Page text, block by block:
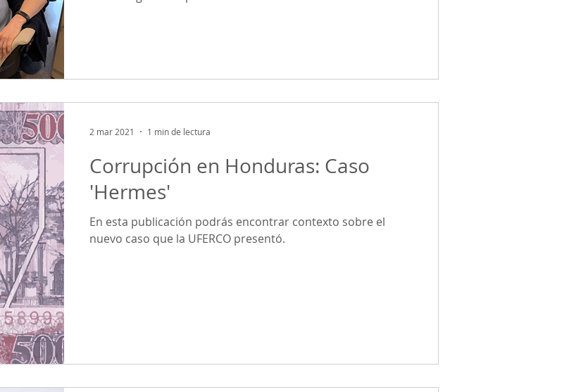
Corrupción en Honduras: Caso
'Hermes'
En esta publicación podrás encontrar contexto sobre el
nuevo caso que la UFERCO presentó.
2 mar 2021 1 min de lectura